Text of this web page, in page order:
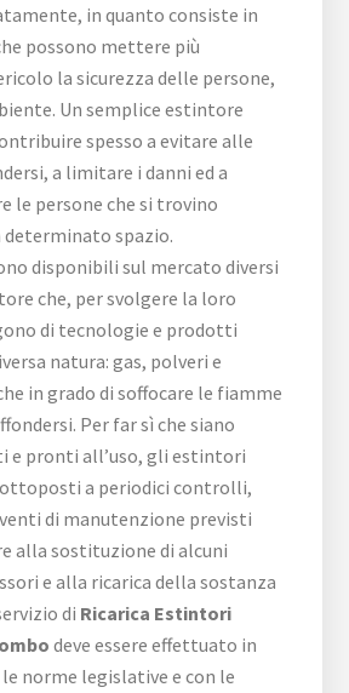
in quanto consiste in
possono mettere più
la sicurezza delle persone,
Un semplice estintore
spesso a evitare alle
a limitare i danni ed a
le persone che si trovino
determinato spazio.
disponibili sul mercato diversi
che, per svolgere la loro
di tecnologie e prodotti
natura: gas, polveri e
in grado di soffocare le fiamme
Per far sì che siano
e pronti all’uso, gli estintori
a periodici controlli,
di manutenzione previsti
alla sostituzione di alcuni
e alla ricarica della sostanza
di Ricarica Estintori
deve essere effettuato in
norme legislative e con le